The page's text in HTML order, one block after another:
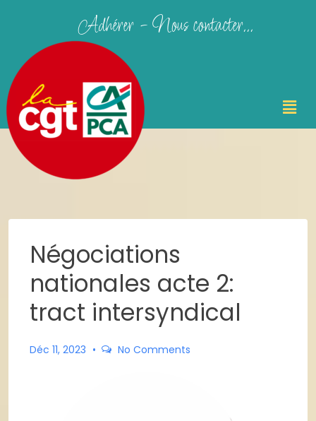
Adhérer - Nous contacter...
Négociations
nationales acte 2:
tract intersyndical
Déc 11, 2023 No Comments